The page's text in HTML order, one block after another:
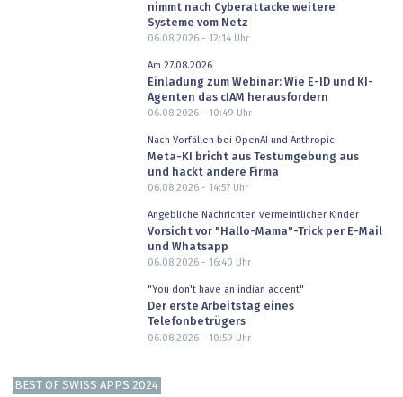
nimmt nach Cyberattacke weitere
Systeme vom Netz
06.08.2026 - 12:14Uhr
Am 27.08.2026
Einladung zum Webinar: Wie E-ID und KI-
Agenten das cIAM herausfordern
06.08.2026 - 10:49 Uhr
Nach Vorfällen bei OpenAI und Anthropic
Meta-KI bricht aus Testumgebung aus
und hackt andere Firma
06.08.2026 - 14:57Uhr
Angebliche Nachrichten vermeintlicher Kinder
Vorsicht vor "Hallo-Mama"-Trick per E-Mail
und Whatsapp
06.08.2026 - 16:40 Uhr
"You don't have an indian accent"
Der erste Arbeitstag eines
Telefonbetrügers
06.08.2026 - 10:59 Uhr
BEST OF SWISS APPS 2024